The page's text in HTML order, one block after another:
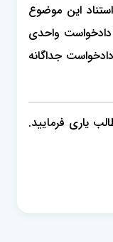
این موضوع
واحدی
جداگانه
یاری فرمایید.